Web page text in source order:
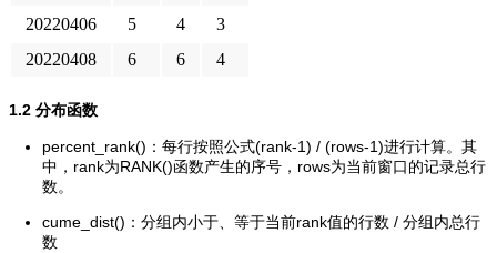
20220406
5 4
3
20220408
6 6 4
1.2 分布函数
percent_rank()：每行按照公式(rank-1) / (rows-1)进行计算。其
中，rank为RANK()函数产生的序号，rows为当前窗口的记录总行
数。
cume_dist()：分组内小于、等于当前rank值的行数 / 分组内总行
数